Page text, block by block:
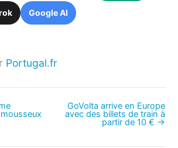
Google AI
Portugal.fr
GoVolta arrive en Europe
avec des billets de train à
partir de 10 € →